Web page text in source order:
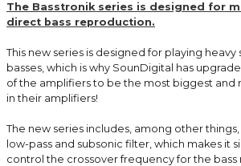
The Basstronik series is designed for
direct bass reproduction.
This new series is designed for playing
basses, which is why SounDigital has
of the amplifiers to be the most biggest and
in their amplifiers!
The new series includes, among other
low-pass and subsonic filter, which makes it
control the crossover frequency for the bass